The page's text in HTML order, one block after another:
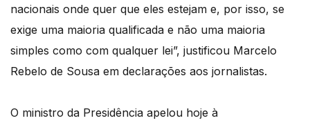
nacionais onde quer que eles estejam e, por isso, se
exige uma maioria qualificada e não uma maioria
simples como com qualquer lei”, justificou Marcelo
Rebelo de Sousa em declarações aos jornalistas.
O ministro da Presidência apelou hoje à